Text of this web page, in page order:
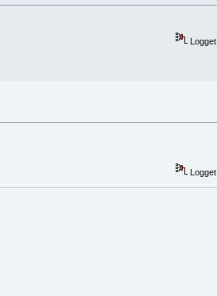
Logget
Logget